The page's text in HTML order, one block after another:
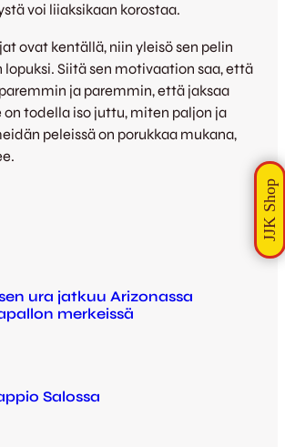
voi liiaksikaan korostaa.
ovat kentällä, niin yleisö sen pelin
lopuksi. Siitä sen motivaation saa, että
ja paremmin, että jaksaa
on todella iso juttu, miten paljon ja
peleissä on porukkaa mukana,
ura jatkuu Arizonassa
merkeissä
Salossa